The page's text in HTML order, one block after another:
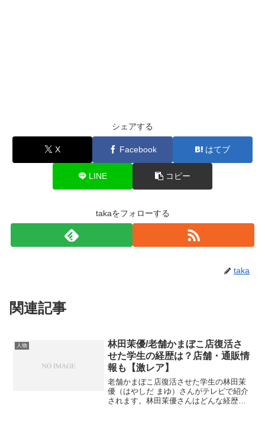
シェアする
X Facebook はてブ
LINE コピー
takaをフォローする
taka
関連記事
人物
林田茉優/老舗かまぼこ店復活さ
せた学生の経歴は？店舗・通販情
報も【激レア】
老舗かまぼこ店復活させた学生の林田茉
優（はやしだ まゆ）さんがテレビで紹介
されます。林田茉優さんはどんな経歴の